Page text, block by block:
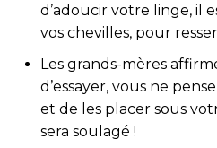
d’adoucir votre linge, il
vos chevilles, pour
Les grands-mères
d’essayer, vous ne
et de les placer sous
sera soulagé !